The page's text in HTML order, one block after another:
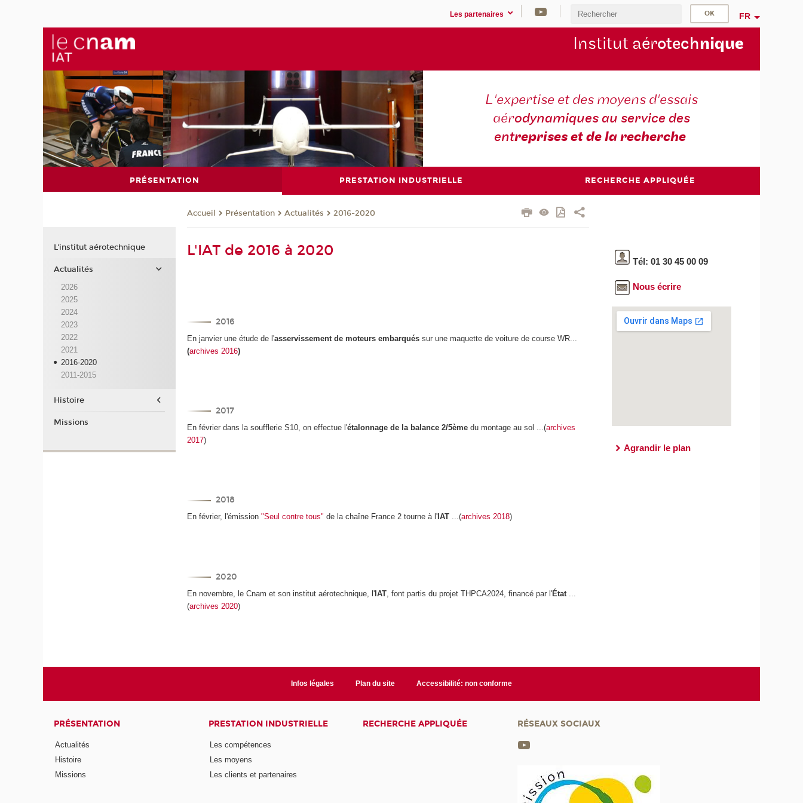
Les partenaires FR
Institut aérotechnique
L'expertise et des moyens d'essais
aérodynamiques au service des
entreprises et de la recherche
PRÉSENTATION PRESTATION INDUSTRIELLE RECHERCHE APPLIQUÉE
Accueil Présentation Actualités 2016-2020
L'IAT de 2016 à 2020
2016
En janvier une étude de l'asservissement de moteurs embarqués sur une maquette de voiture de course WR...
(archives 2016)
2017
En février dans la soufflerie S10, on effectue l'étalonnage de la balance 2/5ème du montage au sol ...(archives
2017)
2018
En février, l'émission"Seul contre tous" de la chaîne France 2 tourne à l' IAT ...(archives 2018)
2020
En novembre, le Cnam et son institut aérotechnique, l'IAT , font partis du projet THPCA2024, financé par l'État
(archives 2020)
Tél: 01 30 45 00 09
Nous écrire
Agrandir le plan
L'institut aérotechnique
Actualités
2026
2025
2024
2023
2022
2021
2016-2020
2011-2015
Histoire
Missions
Infos légales Plan du site Accessibilité: non conforme
PRÉSENTATION
Actualités
Histoire
Missions
PRESTATION INDUSTRIELLE
Les compétences
Les moyens
Les clients et partenaires
RECHERCHE APPLIQUÉE RÉSEAUX SOCIAUX